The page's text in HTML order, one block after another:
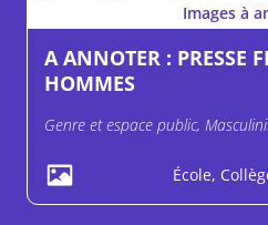
Images à
A ANNOTER : PRESSE
HOMMES
Genre et espace public,
École,